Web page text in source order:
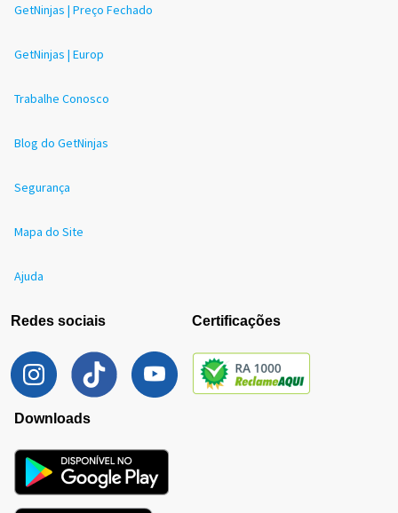
GetNinjas | Preço Fechado
GetNinjas | Europ
Trabalhe Conosco
Blog do GetNinjas
Segurança
Mapa do Site
Ajuda
Redes sociais Certificações
Downloads